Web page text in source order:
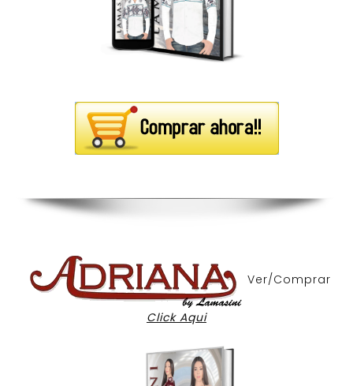
Ver/Comprar
Click Aqui